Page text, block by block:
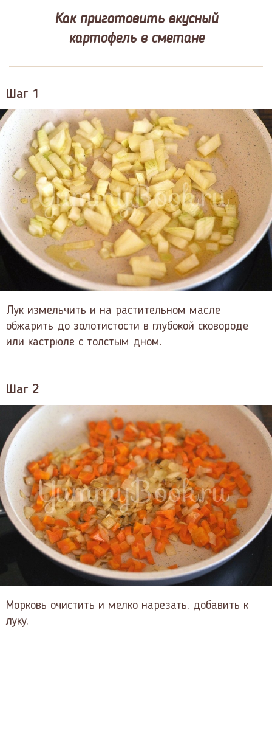
Как приготовить вкусный
картофель в сметане
Шаг 1
Лук измельчить и на растительном масле
обжарить до золотистости в глубокой сковороде
или кастрюле с толстым дном.
Шаг 2
Морковь очистить и мелко нарезать, добавить к
луку.